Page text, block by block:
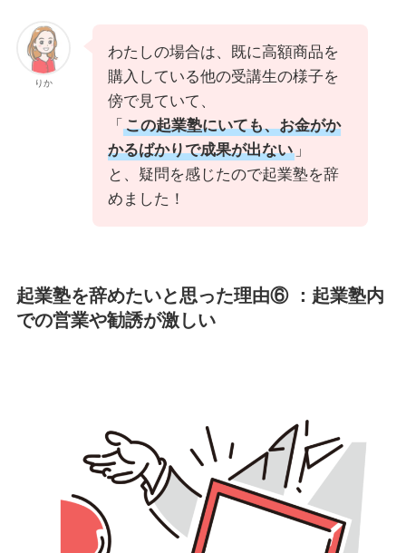
りか
わたしの場合は、既に高額商品を
購入している他の受講生の様子を
傍で見ていて、
「 この起業塾にいても、お金がか
かるばかりで成果が出ない」
と、疑問を感じたので起業塾を辞
めました！
起業塾を辞めたいと思った理由⑥ ：起業塾内
での営業や勧誘が激しい